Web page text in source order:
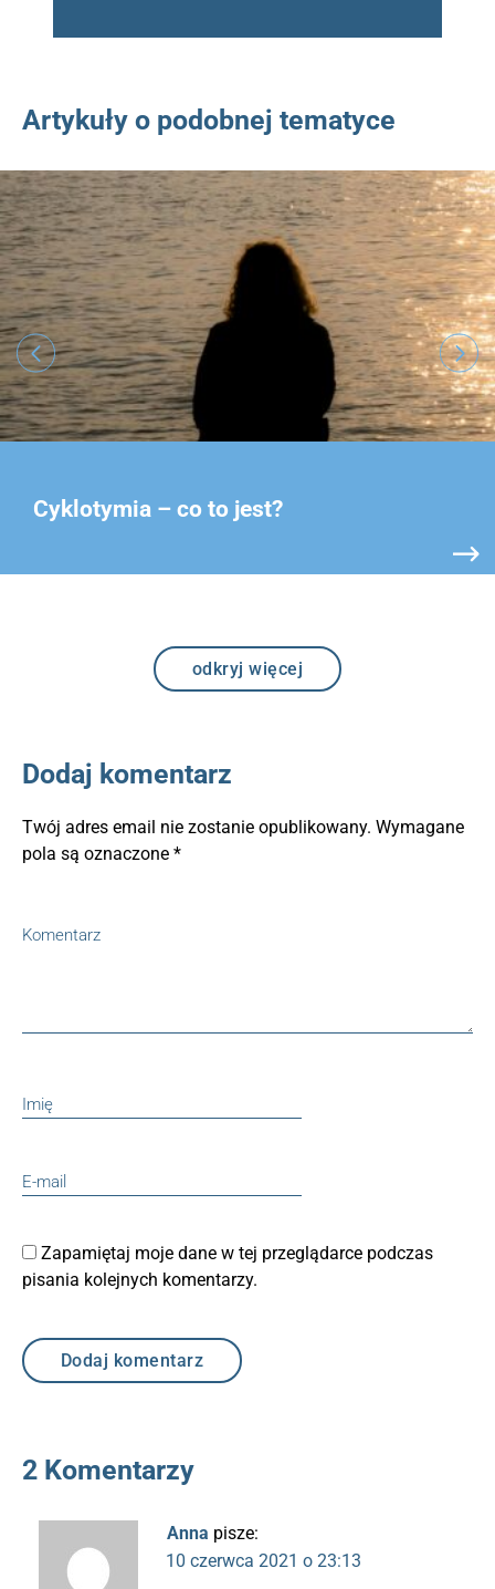
Artykuły o podobnej tematyce
Cyklotymia – co to jest?
odkryj więcej
Dodaj komentarz
Twój adres email nie zostanie opublikowany. Wymagane
pola są oznaczone *
Zapamiętaj moje dane w tej przeglądarce podczas
pisania kolejnych komentarzy.
2 Komentarzy
Anna pisze:
10 czerwca 2021 o 23:13